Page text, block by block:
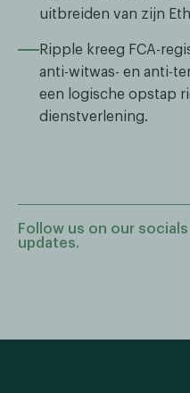
uitbreiden van zijn
Ripple kreeg FCA-
anti-witwas- en anti-
een logische opstap
dienstverlening.
Follow us on our
updates.